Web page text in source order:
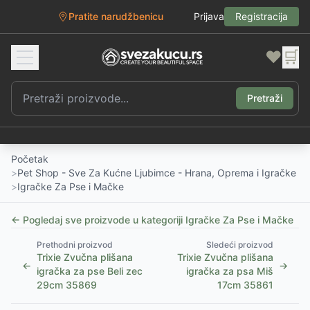
Pratite narudžbenicu Prijava Registracija
❤️ 🛒
Pretraži
Početak
>Pet Shop - Sve Za Kućne Ljubimce - Hrana, Oprema i Igračke
>Igračke Za Pse i Mačke
← Pogledaj sve proizvode u kategoriji Igračke Za Pse i Mačke
←
Prethodni proizvod
Trixie Zvučna plišana
igračka za pse Beli zec
29cm 35869
Sledeći proizvod
Trixie Zvučna plišana
igračka za psa Miš
17cm 35861
→